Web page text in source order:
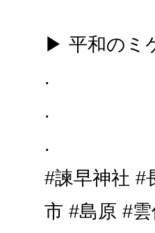
▶ 平和の
.
.
.
#諫早神社 #
市 #島原 #